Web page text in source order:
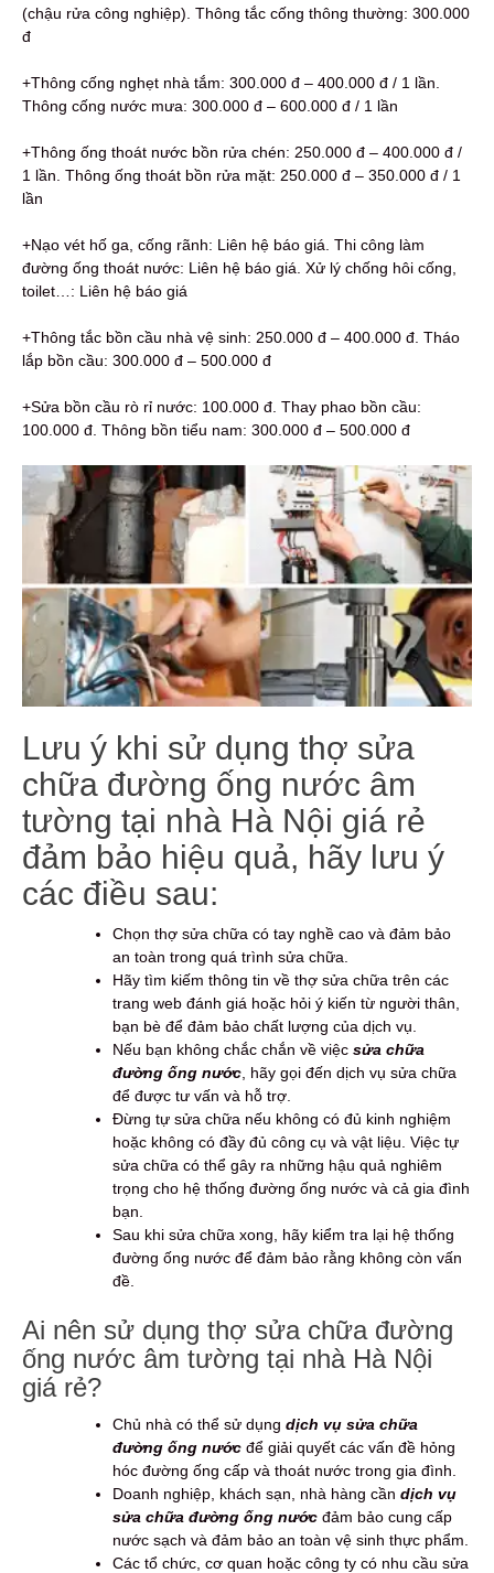
(chậu rửa công nghiệp). Thông tắc cống thông thường: 300.000
đ
+Thông cống nghẹt nhà tắm: 300.000 đ – 400.000 đ / 1 lần.
Thông cống nước mưa: 300.000 đ – 600.000 đ / 1 lần
+Thông ống thoát nước bồn rửa chén: 250.000 đ – 400.000 đ /
1 lần. Thông ống thoát bồn rửa mặt: 250.000 đ – 350.000 đ / 1
lần
+Nạo vét hố ga, cống rãnh: Liên hệ báo giá. Thi công làm
đường ống thoát nước: Liên hệ báo giá. Xử lý chống hôi cống,
toilet…: Liên hệ báo giá
+Thông tắc bồn cầu nhà vệ sinh: 250.000 đ – 400.000 đ. Tháo
lắp bồn cầu: 300.000 đ – 500.000 đ
+Sửa bồn cầu rò rỉ nước: 100.000 đ. Thay phao bồn cầu:
100.000 đ. Thông bồn tiểu nam: 300.000 đ – 500.000 đ
Lưu ý khi sử dụng thợ sửa
chữa đường ống nước âm
tường tại nhà Hà Nội giá rẻ
đảm bảo hiệu quả, hãy lưu ý
các điều sau:
Chọn thợ sửa chữa có tay nghề cao và đảm bảo
an toàn trong quá trình sửa chữa.
Hãy tìm kiếm thông tin về thợ sửa chữa trên các
trang web đánh giá hoặc hỏi ý kiến từ người thân,
bạn bè để đảm bảo chất lượng của dịch vụ.
Nếu bạn không chắc chắn về việc sửa chữa
đường ống nước , hãy gọi đến dịch vụ sửa chữa
để được tư vấn và hỗ trợ.
Đừng tự sửa chữa nếu không có đủ kinh nghiệm
hoặc không có đầy đủ công cụ và vật liệu. Việc tự
sửa chữa có thể gây ra những hậu quả nghiêm
trọng cho hệ thống đường ống nước và cả gia đình
bạn.
Sau khi sửa chữa xong, hãy kiểm tra lại hệ thống
đường ống nước để đảm bảo rằng không còn vấn
đề.
Ai nên sử dụng thợ sửa chữa đường
ống nước âm tường tại nhà Hà Nội
giá rẻ?
Chủ nhà có thể sử dụng dịch vụ sửa chữa
đường ống nước để giải quyết các vấn đề hỏng
hóc đường ống cấp và thoát nước trong gia đình.
Doanh nghiệp, khách sạn, nhà hàng cần dịch vụ
sửa chữa đường ống nước đảm bảo cung cấp
nước sạch và đảm bảo an toàn vệ sinh thực phẩm.
Các tổ chức, cơ quan hoặc công ty có nhu cầu sửa